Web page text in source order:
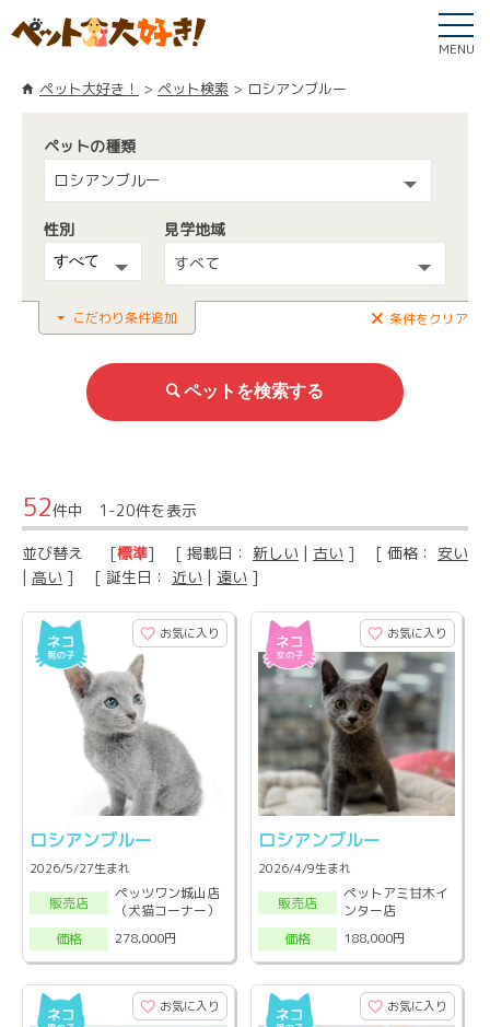
MENU
ペット大好き！ ペット検索 ロシアンブルー
ペットの種類
ロシアンブルー
性別
見学地域
すべて
こだわり条件追加 条件をクリア
52件中 1-20件を表示
並び替え [標準] [ 掲載日： 新しい | 古い ] [ 価格： 安い
| 高い ] [ 誕生日： 近い | 遠い ]
お気に入り
ロシアンブルー
2026/5/27生まれ
販売店
ペッツワン城山店
（犬猫コーナー）
価格
278,000円
お気に入り
ロシアンブルー
2026/4/9生まれ
販売店
ペットアミ甘木イ
ンター店
価格
188,000円
お気に入り お気に入り